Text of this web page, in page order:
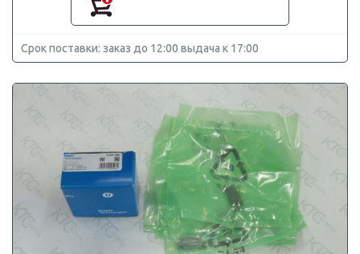
Срок поставки: заказ до 12:00 выдача к 17:00